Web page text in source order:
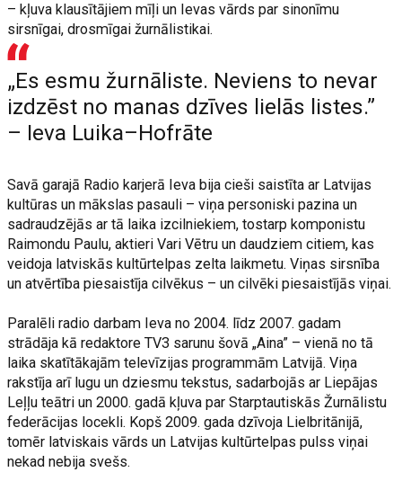
– kļuva klausītājiem mīļi un Ievas vārds par sinonīmu
sirsnīgai, drosmīgai žurnālistikai.
„Es esmu žurnāliste. Neviens to nevar
izdzēst no manas dzīves lielās listes.”
– Ieva Luika–Hofrāte
Savā garajā Radio karjerā Ieva bija cieši saistīta ar Latvijas
kultūras un mākslas pasauli – viņa personiski pazina un
sadraudzējās ar tā laika izcilniekiem, tostarp komponistu
Raimondu Paulu, aktieri Vari Vētru un daudziem citiem, kas
veidoja latviskās kultūrtelpas zelta laikmetu. Viņas sirsnība
un atvērtība piesaistīja cilvēkus – un cilvēki piesaistījās viņai.
Paralēli radio darbam Ieva no 2004. līdz 2007. gadam
strādāja kā redaktore TV3 sarunu šovā „Aina” – vienā no tā
laika skatītākajām televīzijas programmām Latvijā. Viņa
rakstīja arī lugu un dziesmu tekstus, sadarbojās ar Liepājas
Leļļu teātri un 2000. gadā kļuva par Starptautiskās Žurnālistu
federācijas locekli. Kopš 2009. gada dzīvoja Lielbritānijā,
tomēr latviskais vārds un Latvijas kultūrtelpas pulss viņai
nekad nebija svešs.